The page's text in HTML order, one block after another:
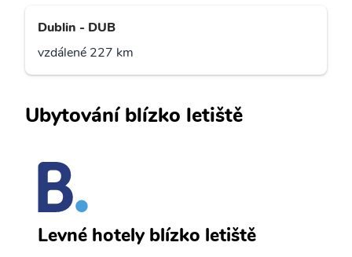
Dublin - DUB
vzdálené 227 km
Ubytování blízko letiště
Levné hotely blízko letiště